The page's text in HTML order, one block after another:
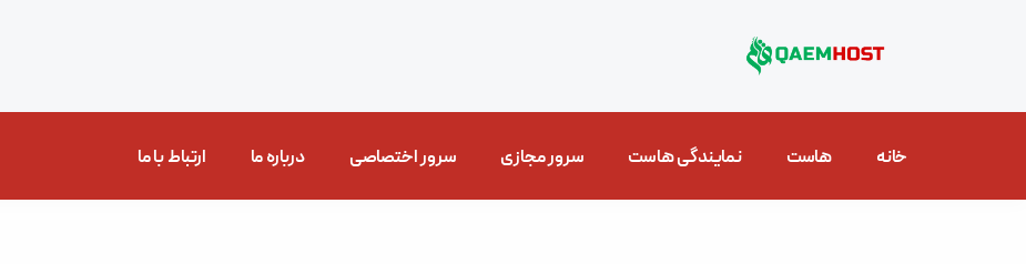
خانه هاست نمایندگی هاست سرور مجازی سرور اختصاصی درباره ما ارتباط با ما